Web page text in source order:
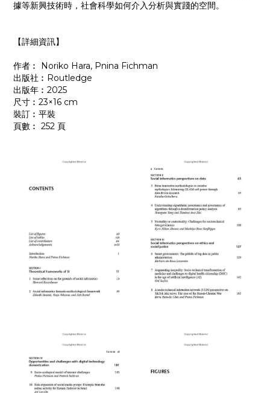
據等新興技術時，社會科學如何介入分析與實踐的空間。
【詳細資訊】
作者︰ Noriko Hara, Pnina Fichman
出版社︰Routledge
出版年︰2025
尺寸︰23×16 cm
裝訂︰平裝
頁數︰ 252 頁